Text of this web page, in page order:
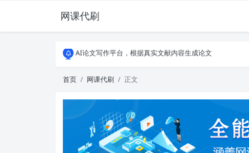
网课代刷
AI论文写作平台，根据真实文献内容生成论文
全能网课平台，大学生网课、成教、培训、继续教育。
全能网课平台，大学生网课、成教、培训、继续教育。现
首页 网课代刷 正文